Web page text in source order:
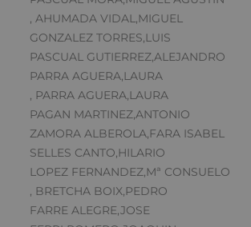
, AHUMADA VIDAL,MIGUEL
GONZALEZ TORRES,LUIS
PASCUAL GUTIERREZ,ALEJANDRO
PARRA AGUERA,LAURA
, PARRA AGUERA,LAURA
PAGAN MARTINEZ,ANTONIO
ZAMORA ALBEROLA,FARA ISABEL
SELLES CANTO,HILARIO
LOPEZ FERNANDEZ,Mª CONSUELO
, BRETCHA BOIX,PEDRO
FARRE ALEGRE,JOSE